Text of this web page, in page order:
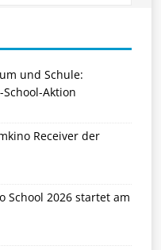
und Schule:
Aktion
Receiver der
School 2026 startet am